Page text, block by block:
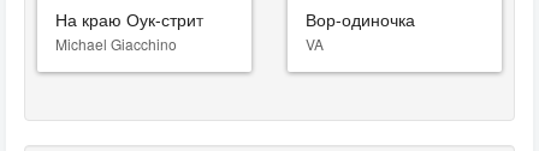
На краю Оук-стрит
Michael Giacchino
Вор-одиночка
VA